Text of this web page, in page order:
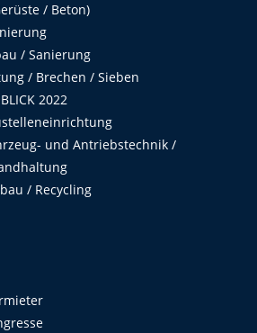
/ Beton)
/ Sanierung
/ Brechen / Sieben
2022
und Antriebstechnik /
/ Recycling